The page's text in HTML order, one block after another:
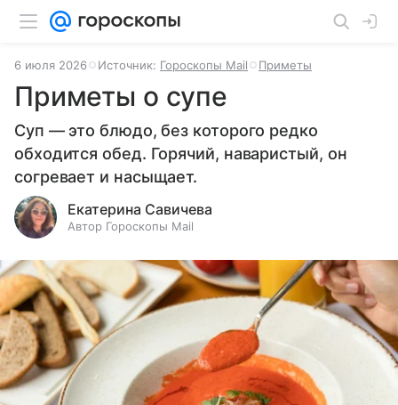
6 июля 2026 Источник: Гороскопы Mail Приметы
Приметы о супе
Суп — это блюдо, без которого редко
обходится обед. Горячий, наваристый, он
согревает и насыщает.
Екатерина Савичева
Автор Гороскопы Mail